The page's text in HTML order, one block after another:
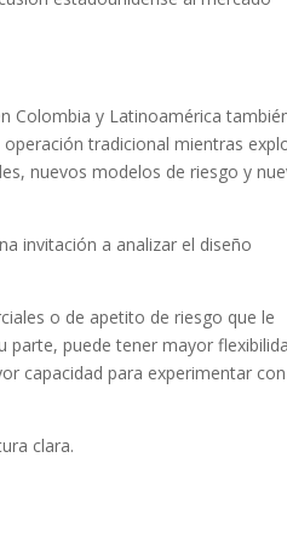
Colombia y Latinoamérica
tradicional mientras
nuevos modelos de riesgo y
invitación a analizar el diseño
o de apetito de riesgo que le
parte, puede tener mayor
capacidad para experimentar con
clara.